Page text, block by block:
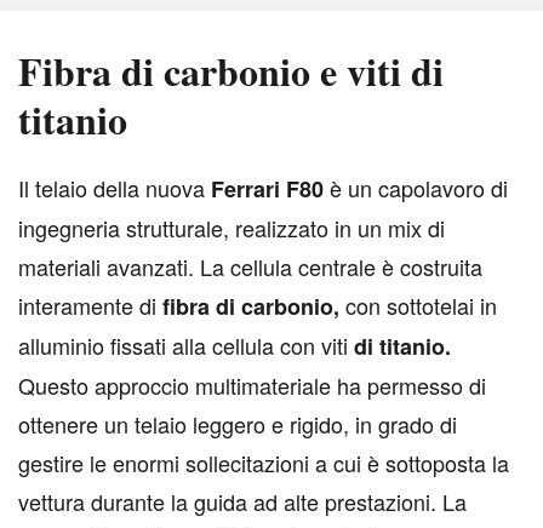
Fibra di carbonio e viti di
titanio
Il telaio della nuova Ferrari F80è un capolavoro di
ingegneria strutturale, realizzato in un mix di
materiali avanzati. La cellula centrale è costruita
interamente di fibra di carbonio, con sottotelai in
alluminio fissati alla cellula con viti di titanio.
Questo approccio multimateriale ha permesso di
ottenere un telaio leggero e rigido, in grado di
gestire le enormi sollecitazioni a cui è sottoposta la
vettura durante la guida ad alte prestazioni. La